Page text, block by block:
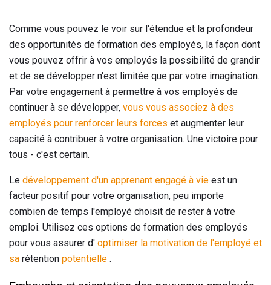
Comme vous pouvez le voir sur l'étendue et la profondeur
des opportunités de formation des employés, la façon dont
vous pouvez offrir à vos employés la possibilité de grandir
et de se développer n'est limitée que par votre imagination.
Par votre engagement à permettre à vos employés de
continuer à se développer, vous vous associez à des
employés pour renforcer leurs forces et augmenter leur
capacité à contribuer à votre organisation. Une victoire pour
tous - c'est certain.
Le développement d'un apprenant engagé à vie est un
facteur positif pour votre organisation, peu importe
combien de temps l'employé choisit de rester à votre
emploi. Utilisez ces options de formation des employés
pour vous assurer d' optimiser la motivation de l'employé et
sa rétention potentielle .